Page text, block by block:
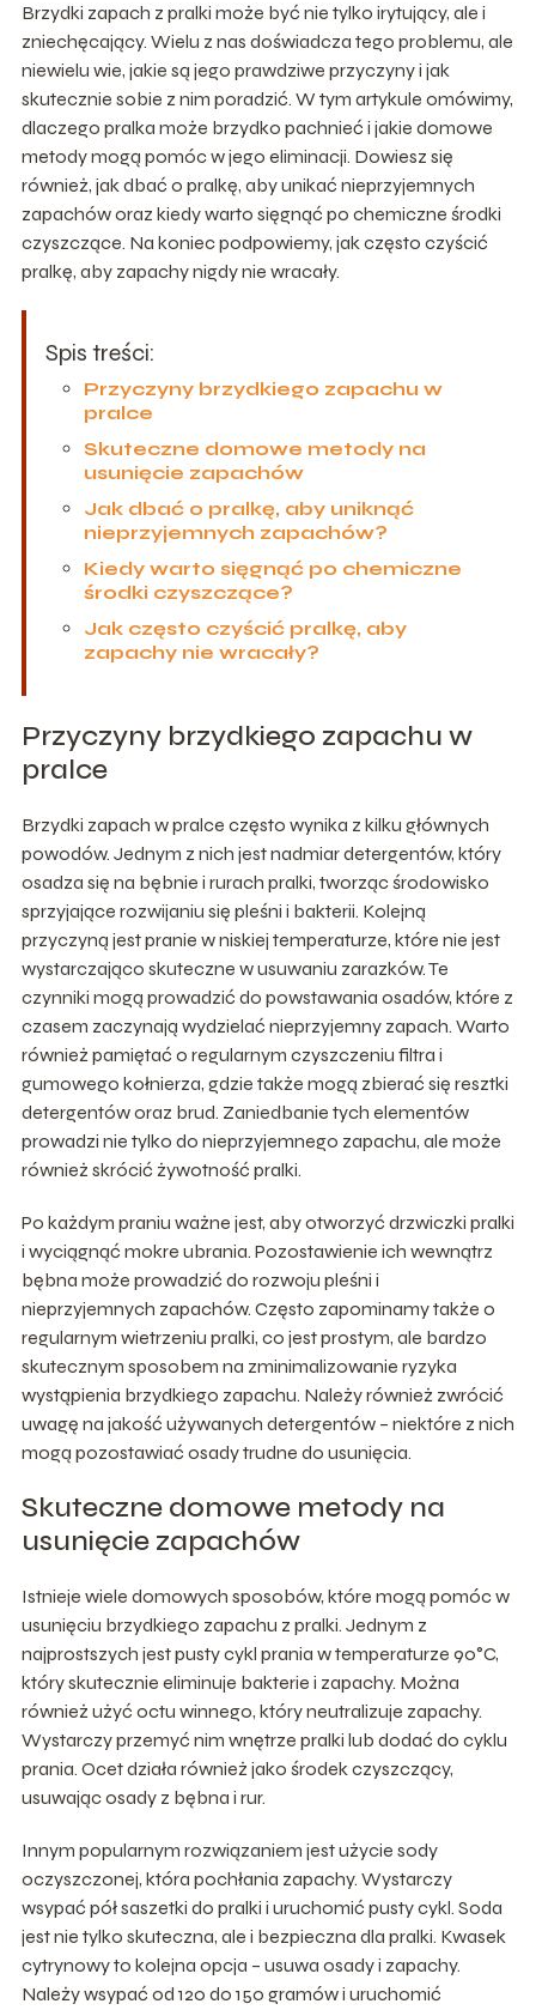
Brzydki zapach z pralki może być nie tylko irytujący, ale i
zniechęcający. Wielu z nas doświadcza tego problemu, ale
niewielu wie, jakie są jego prawdziwe przyczyny i jak
skutecznie sobie z nim poradzić. W tym artykule omówimy,
dlaczego pralka może brzydko pachnieć i jakie domowe
metody mogą pomóc w jego eliminacji. Dowiesz się
również, jak dbać o pralkę, aby unikać nieprzyjemnych
zapachów oraz kiedy warto sięgnąć po chemiczne środki
czyszczące. Na koniec podpowiemy, jak często czyścić
pralkę, aby zapachy nigdy nie wracały.
Spis treści:
Przyczyny brzydkiego zapachu w
pralce
Skuteczne domowe metody na
usunięcie zapachów
Jak dbać o pralkę, aby uniknąć
nieprzyjemnych zapachów?
Kiedy warto sięgnąć po chemiczne
środki czyszczące?
Jak często czyścić pralkę, aby
zapachy nie wracały?
Przyczyny brzydkiego zapachu w
pralce
Brzydki zapach w pralce często wynika z kilku głównych
powodów. Jednym z nich jest nadmiar detergentów, który
osadza się na bębnie i rurach pralki, tworząc środowisko
sprzyjające rozwijaniu się pleśni i bakterii. Kolejną
przyczyną jest pranie w niskiej temperaturze, które nie jest
wystarczająco skuteczne w usuwaniu zarazków. Te
czynniki mogą prowadzić do powstawania osadów, które z
czasem zaczynają wydzielać nieprzyjemny zapach. Warto
również pamiętać o regularnym czyszczeniu filtra i
gumowego kołnierza, gdzie także mogą zbierać się resztki
detergentów oraz brud. Zaniedbanie tych elementów
prowadzi nie tylko do nieprzyjemnego zapachu, ale może
również skrócić żywotność pralki.
Po każdym praniu ważne jest, aby otworzyć drzwiczki pralki
i wyciągnąć mokre ubrania. Pozostawienie ich wewnątrz
bębna może prowadzić do rozwoju pleśni i
nieprzyjemnych zapachów. Często zapominamy także o
regularnym wietrzeniu pralki, co jest prostym, ale bardzo
skutecznym sposobem na zminimalizowanie ryzyka
wystąpienia brzydkiego zapachu. Należy również zwrócić
uwagę na jakość używanych detergentów – niektóre z nich
mogą pozostawiać osady trudne do usunięcia.
Skuteczne domowe metody na
usunięcie zapachów
Istnieje wiele domowych sposobów, które mogą pomóc w
usunięciu brzydkiego zapachu z pralki. Jednym z
najprostszych jest pusty cykl prania w temperaturze 90°C,
który skutecznie eliminuje bakterie i zapachy. Można
również użyć octu winnego, który neutralizuje zapachy.
Wystarczy przemyć nim wnętrze pralki lub dodać do cyklu
prania. Ocet działa również jako środek czyszczący,
usuwając osady z bębna i rur.
Innym popularnym rozwiązaniem jest użycie sody
oczyszczonej, która pochłania zapachy. Wystarczy
wsypać pół saszetki do pralki i uruchomić pusty cykl. Soda
jest nie tylko skuteczna, ale i bezpieczna dla pralki. Kwasek
cytrynowy to kolejna opcja – usuwa osady i zapachy.
Należy wsypać od 120 do 150 gramów i uruchomić